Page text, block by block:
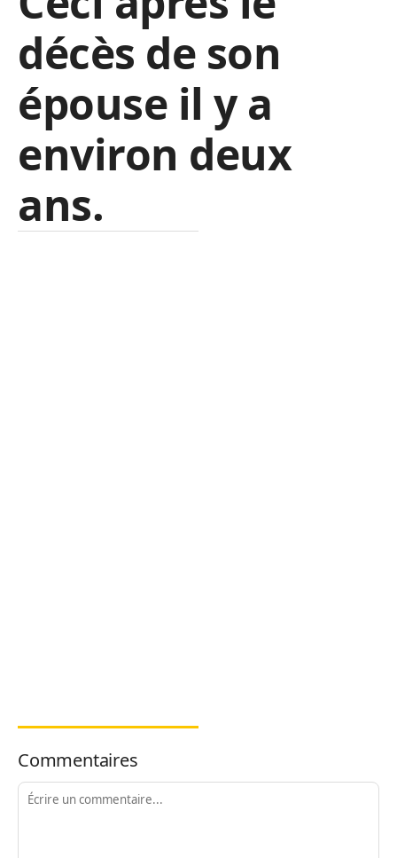
décès de son
épouse il y a
environ deux
ans.
Commentaires